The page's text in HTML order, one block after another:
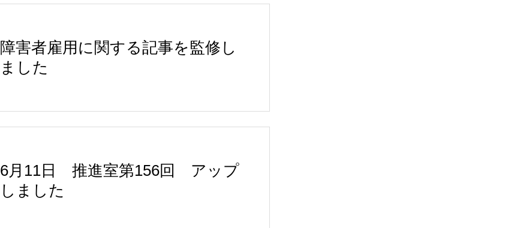
障害者雇用に関する記事を監修し
ました
6月11日 推進室第156回 アップ
しました